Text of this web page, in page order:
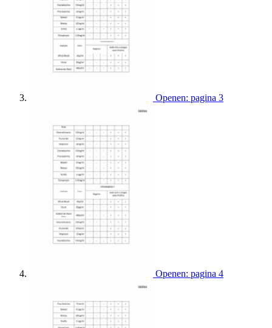
Openen: pagina 3
Openen: pagina 4